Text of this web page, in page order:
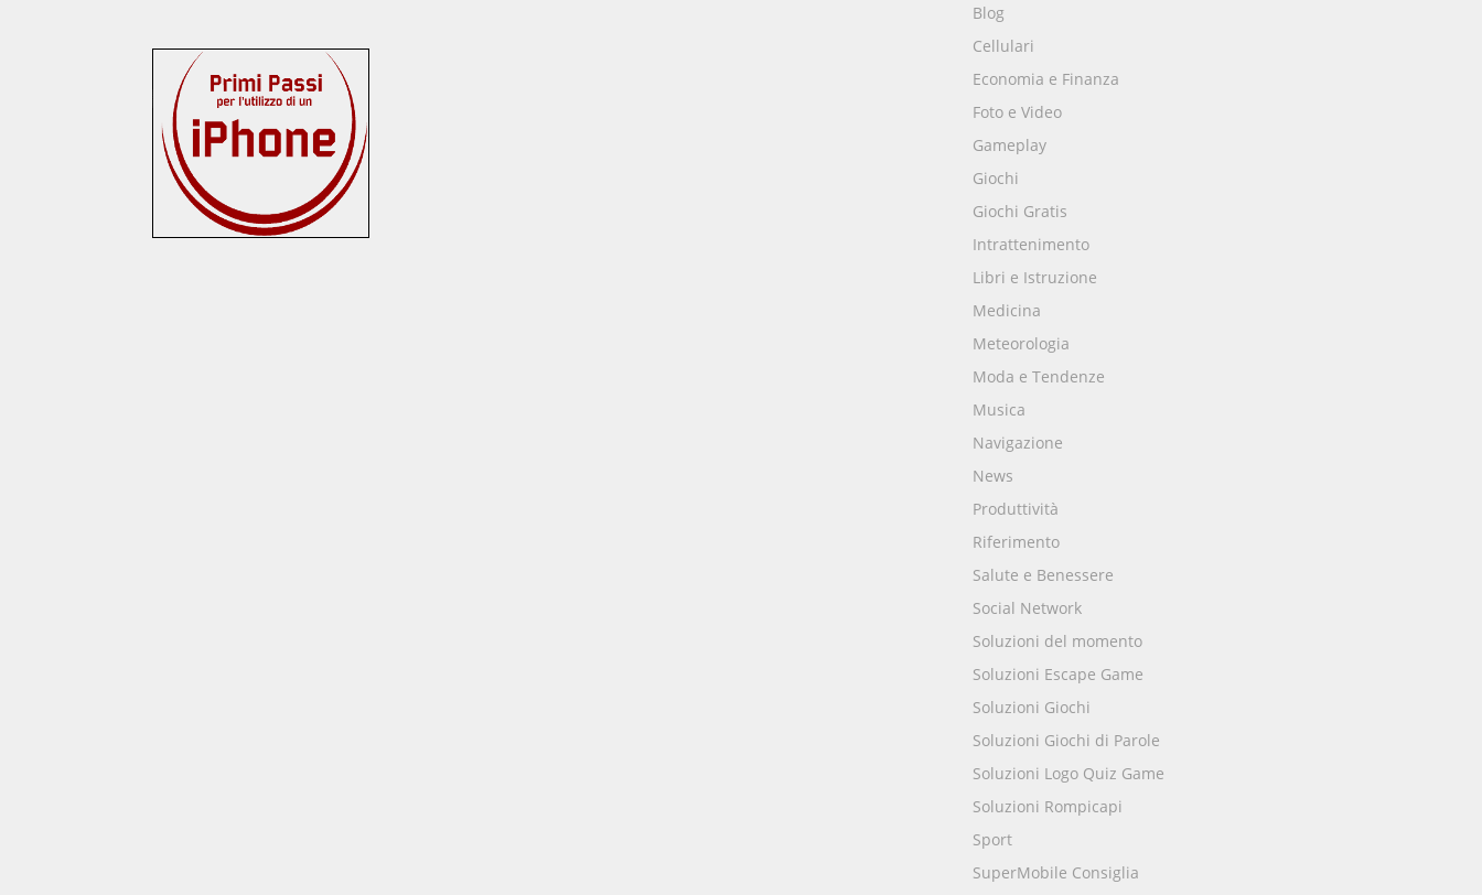
Blog
Cellulari
Economia e Finanza
Foto e Video
Gameplay
Giochi
Giochi Gratis
Intrattenimento
Libri e Istruzione
Medicina
Meteorologia
Moda e Tendenze
Musica
Navigazione
News
Produttività
Riferimento
Salute e Benessere
Social Network
Soluzioni del momento
Soluzioni Escape Game
Soluzioni Giochi
Soluzioni Giochi di Parole
Soluzioni Logo Quiz Game
Soluzioni Rompicapi
Sport
SuperMobile Consiglia